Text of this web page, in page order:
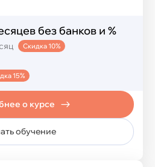
без банков и %
Скидка 10%
15%
обучение
о курсе